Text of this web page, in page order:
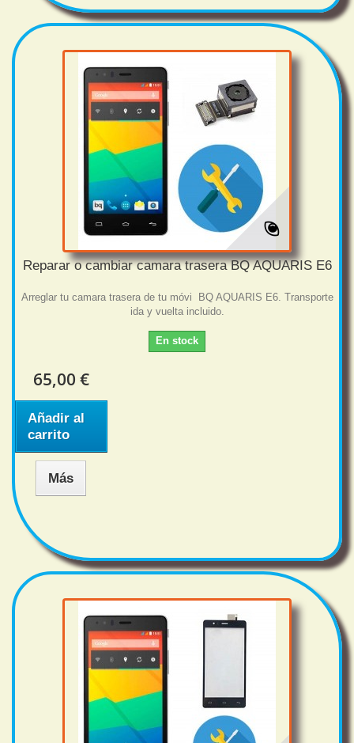
Reparar o cambiar camara trasera BQ AQUARIS E6
Arreglar tu camara trasera de tu móvi BQ AQUARIS E6. Transporte
ida y vuelta incluido.
En stock
65,00 €
Añadir al
carrito
Más